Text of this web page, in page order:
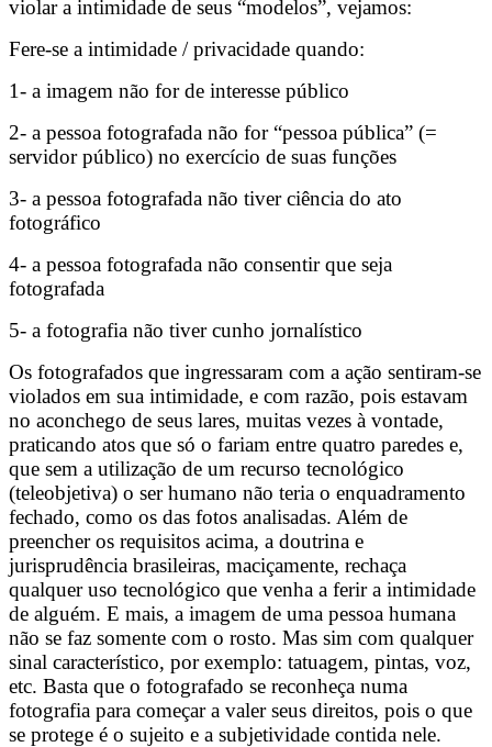
violar a intimidade de seus “modelos”, vejamos:
Fere-se a intimidade / privacidade quando:
1- a imagem não for de interesse público
2- a pessoa fotografada não for “pessoa pública” (=
servidor público) no exercício de suas funções
3- a pessoa fotografada não tiver ciência do ato
fotográfico
4- a pessoa fotografada não consentir que seja
fotografada
5- a fotografia não tiver cunho jornalístico
Os fotografados que ingressaram com a ação sentiram-se
violados em sua intimidade, e com razão, pois estavam
no aconchego de seus lares, muitas vezes à vontade,
praticando atos que só o fariam entre quatro paredes e,
que sem a utilização de um recurso tecnológico
(teleobjetiva) o ser humano não teria o enquadramento
fechado, como os das fotos analisadas. Além de
preencher os requisitos acima, a doutrina e
jurisprudência brasileiras, maciçamente, rechaça
qualquer uso tecnológico que venha a ferir a intimidade
de alguém. E mais, a imagem de uma pessoa humana
não se faz somente com o rosto. Mas sim com qualquer
sinal característico, por exemplo: tatuagem, pintas, voz,
etc. Basta que o fotografado se reconheça numa
fotografia para começar a valer seus direitos, pois o que
se protege é o sujeito e a subjetividade contida nele.